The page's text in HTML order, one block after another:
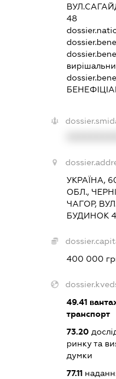
48
УКРАЇНА,
ОБЛ.,
ЧАГОР,
БУДИНОК
400 000
49.41
транспорт
73.20
ринку та
думки
77.11